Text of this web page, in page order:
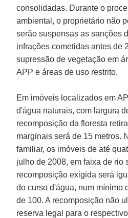
consolidadas. Durante o
ambiental, o proprietário não
serão suspensas as sanções
infrações cometidas antes de
supressão de vegetação em
APP e áreas de uso restrito.
Em imóveis localizados em
d'água naturais, com largura
recomposição da floresta
marginais será de 15 metros.
familiar, os imóveis de até
julho de 2008, em faixa de rio
recomposição exigida será
do curso d'água, num mínimo
de 100. A recomposição não
reserva legal para o